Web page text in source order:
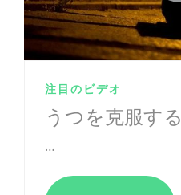
注目のビデオ
うつを克服する
…